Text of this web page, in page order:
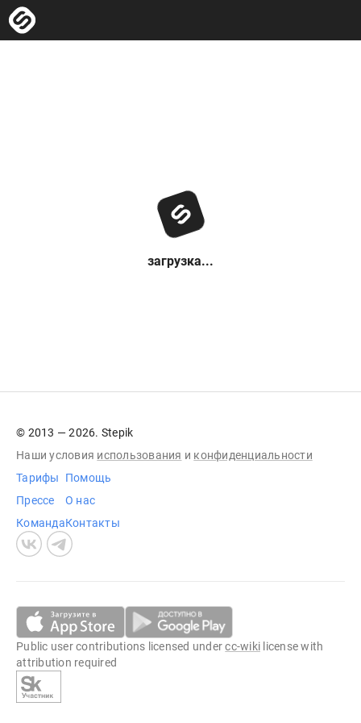
загрузка...
© 2013 — 2026. Stepik
Наши условия использования и конфиденциальности
Тарифы
Прессе
Команда
Помощь
О нас
Контакты
Public user contributions licensed undercc-wiki license with
attribution required